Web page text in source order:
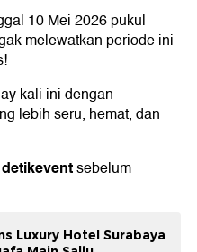
10 Mei 2026 pukul
melewatkan periode ini
kali ini dengan
lebih seru, hemat, dan
detikeventsebelum
Luxury Hotel Surabaya